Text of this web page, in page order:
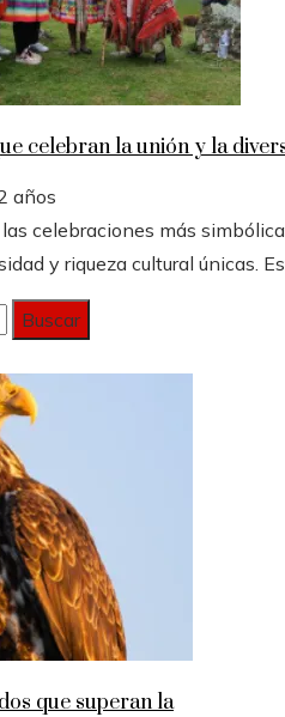
celebran la unión y la
años
celebraciones más
y riqueza cultural únicas.
que superan la